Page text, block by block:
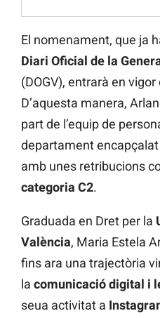
El nomenament, que ja
Diari Oficial de la
(DOGV), entrarà en
D’aquesta manera,
part de l’equip de
departament
amb unes retribucions
categoria C2.
Graduada en Dret per la
València, Maria Estela
fins ara una trajectòria
la comunicació digital i
seua activitat a